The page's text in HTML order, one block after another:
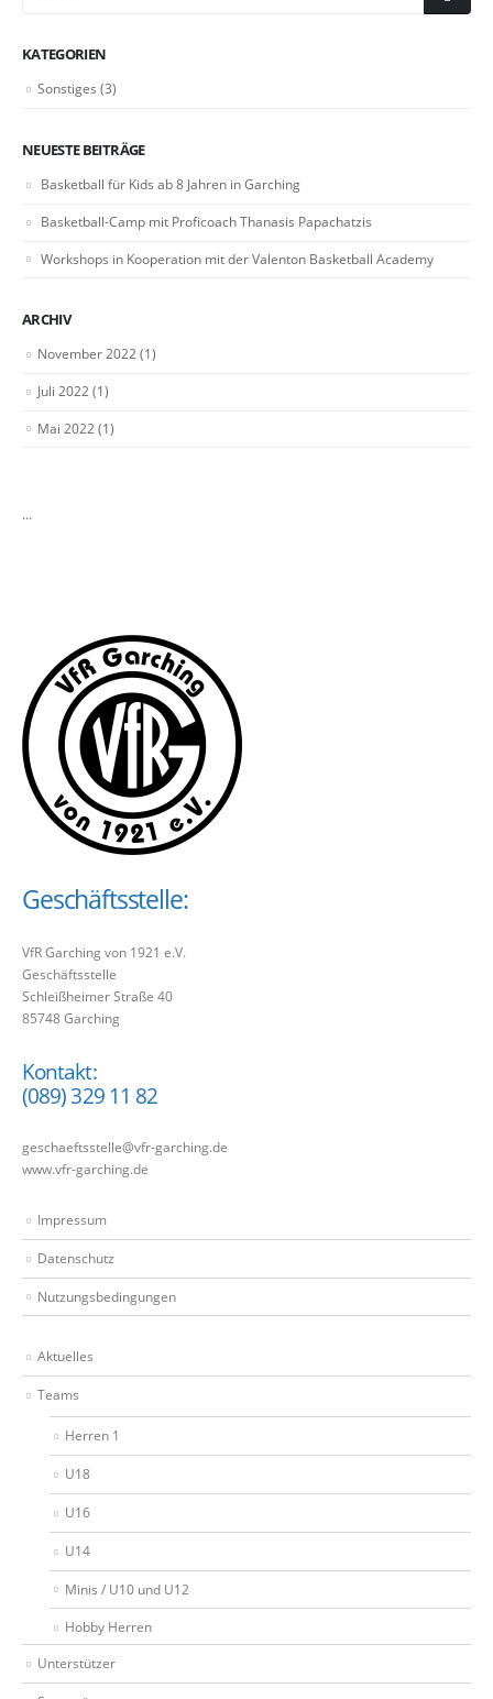
KATEGORIEN
Sonstiges (3)
NEUESTE BEITRÄGE
Basketball für Kids ab 8 Jahren in Garching
Basketball-Camp mit Proficoach Thanasis Papachatzis
Workshops in Kooperation mit der Valenton Basketball Academy
ARCHIV
November 2022(1)
Juli 2022(1)
Mai 2022(1)
...
Geschäftsstelle:
VfR Garching von 1921 e.V.
Geschäftsstelle
Schleißheimer Straße 40
85748 Garching
Kontakt:
(089) 329 11 82
geschaeftsstelle@vfr-garching.de
www.vfr-garching.de
Impressum
Datenschutz
Nutzungsbedingungen
Aktuelles
Teams
Herren 1
U18
U16
U14
Minis / U10 und U12
Hobby Herren
Unterstützer